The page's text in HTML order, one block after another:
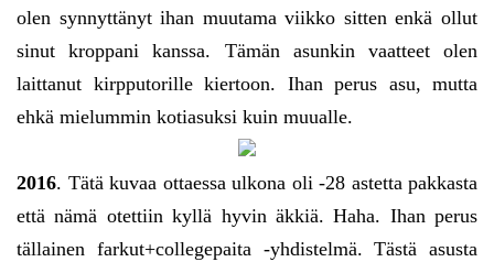
olen synnyttänyt ihan muutama viikko sitten enkä ollut
sinut kroppani kanssa. Tämän asunkin vaatteet olen
laittanut kirpputorille kiertoon. Ihan perus asu, mutta
ehkä mielummin kotiasuksi kuin muualle.
2016. Tätä kuvaa ottaessa ulkona oli -28 astetta pakkasta
että nämä otettiin kyllä hyvin äkkiä. Haha. Ihan perus
tällainen farkut+collegepaita -yhdistelmä. Tästä asusta